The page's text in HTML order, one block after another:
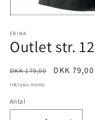
1
modus
ERIMA
Outlet str.
Normalpris
DKK 179,00 DKK 79,00
Inklusiv moms.
Antal